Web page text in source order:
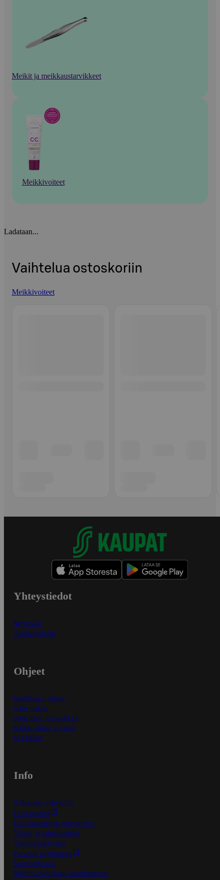
Meikit ja meikkaustarvikkeet
Meikkivoiteet
Ladataan...
Vaihtelua ostoskoriin
Meikkivoiteet
Yhteystiedot
Myymälät
Asiakaspalvelu
Ohjeet
Ensitilaajan ohjeet
Näin maksat
Näin tilaat ja muokkaat
Kaikki ohjeet ja vinkit
In English
Info
S-Business yrityksille
Oiva-raportit
Osuuskauppojen yhteystiedot
Tilaus- ja toimitusehdot
Tietosuojakäytäntö
Palvelun käyttöehdot
Saavutettavuus
Mobiilisovelluksen saavutettavuus